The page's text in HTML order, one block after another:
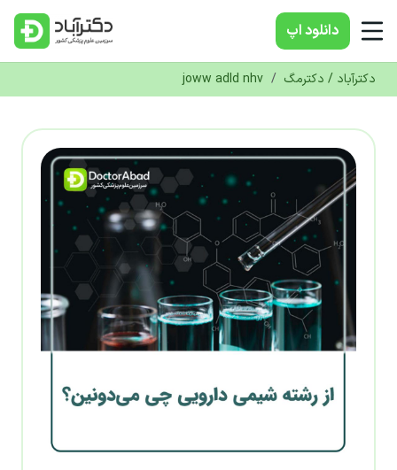
دانلود‌ اپ
دکترآباد / دکترمگ /
joww adld nhv